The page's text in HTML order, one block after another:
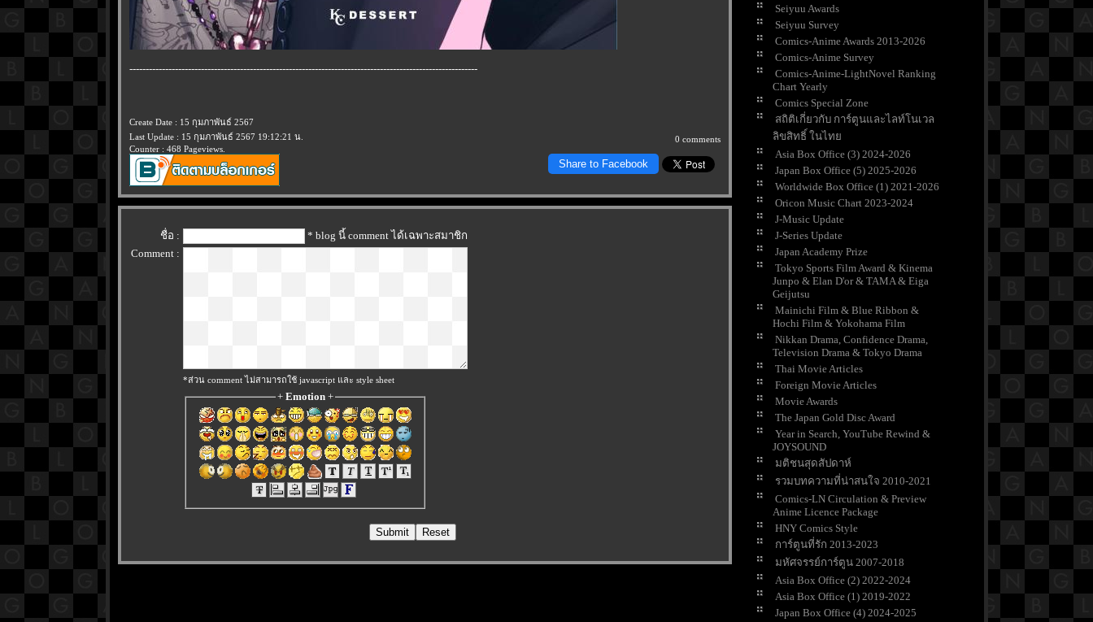
-----------------------------------------------------------------------------------------------------------
Create Date : 15 กุมภาพันธ์ 2567
Last Update : 15 กุมภาพันธ์ 2567 19:12:21 น.
Counter : 468 Pageviews.
0 comments
Share to Facebook
ชื่อ :
* blog นี้ comment ได้เฉพาะสมาชิก
Comment :
*ส่วน comment ไม่สามารถใช้ javascript และ style sheet
+ Emotion+
Seiyuu Awards
Seiyuu Survey
Comics-Anime Awards 2013-2026
Comics-Anime Survey
Comics-Anime-LightNovel Ranking
Chart Yearly
Comics Special Zone
สถิติเกี่ยวกับ การ์ตูนและไลท์โนเวล
ลิขสิทธิ์ ในไท
Asia Box Office (3) 2024-2026
Japan Box Office (5) 2025-2026
Worldwide Box Office (1) 2021-2026
Oricon Music Chart 2023-2024
J-Music Update
J-Series Update
Japan Academy Prize
Tokyo Sports Film Award & Kinema
Junpo & Elan D'or & TAMA & Eiga
Geijutsu
Mainichi Film & Blue Ribbon &
Hochi Film & Yokohama Film
Nikkan Drama, Confidence Drama,
Television Drama & Tokyo Drama
Thai Movie Articles
Foreign Movie Articles
Movie Awards
The Japan Gold Disc Award
Year in Search, YouTube Rewind &
JOYSOUND
มติชนสุดสัปดาห์
รวมบทความที่น่าสนใจ 2010-2021
Comics-LN Circulation & Preview
Anime Licence Package
HNY Comics Style
การ์ตูนที่รัก 2013-2023
มหัศจรรย์การ์ตูน 2007-2018
Asia Box Office (2) 2022-2024
Asia Box Office (1) 2019-2022
Japan Box Office (4) 2024-2025